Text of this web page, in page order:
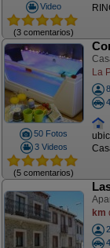
Video
(3 comentarios)
50 Fotos
3 Videos
(5 comentarios)
La
km